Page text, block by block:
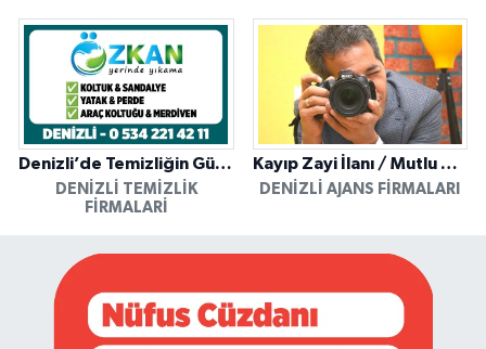
Denizli’de Temizliğin Güvenilir Adresi: Özkan Yerinde Yıkama
DENIZLI TEMIZLIK
FIRMALARI
Kayıp Zayi İlanı / Mutlu Ajans / Denizli
DENIZLI AJANS FIRMALARI